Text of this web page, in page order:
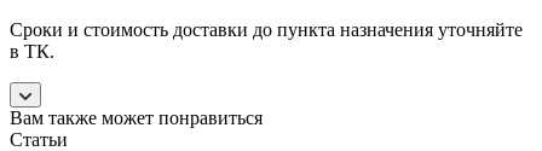
Сроки и стоимость доставки до пункта назначения уточняйте
в ТК.
Вам также может понравиться
Статьи